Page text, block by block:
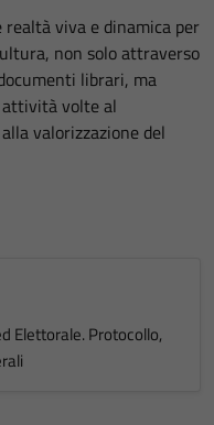
viva e dinamica per
non solo attraverso
librari, ma
attività volte al
valorizzazione del
Elettorale. Protocollo,